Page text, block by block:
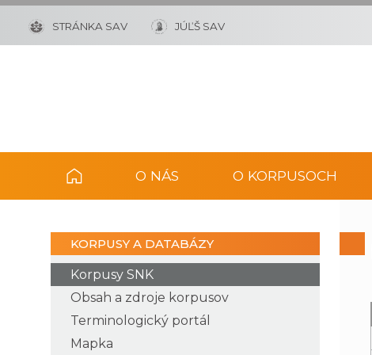
STRÁNKA SAV JÚĽŠ SAV
O NÁS O KORPUSOCH
KORPUSY A DATABÁZY
Korpusy SNK
Obsah a zdroje korpusov
Terminologický portál
Mapka